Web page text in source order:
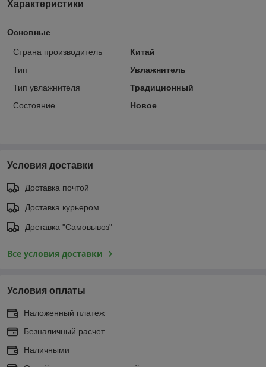
Характеристики
Основные
Страна производитель
Китай
Тип
Увлажнитель
Тип увлажнителя
Традиционный
Состояние
Новое
Условия доставки
Доставка почтой
Доставка курьером
Доставка "Самовывоз"
Все условия доставки
Условия оплаты
Наложенный платеж
Безналичный расчет
Наличными